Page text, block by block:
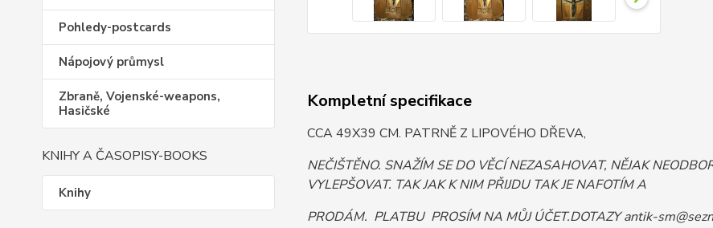
Pohledy-postcards
Nápojový průmysl
Zbraně, Vojenské-weapons,
Hasičské
KNIHY A ČASOPISY-BOOKS
Knihy
Kompletní specifikace
CCA 49X39 CM. PATRNĚ Z LIPOVÉHO DŘEVA,
NEČIŠTĚNO. SNAŽÍM SE DO VĚCÍ NEZASAHOVAT, NĚJAK
VYLEPŠOVAT. TAK JAK K NIM PŘIJDU TAK JE NAFOTÍM A
PRODÁM. PLATBU PROSÍM NA MŮJ ÚČET.DOTAZY antik-